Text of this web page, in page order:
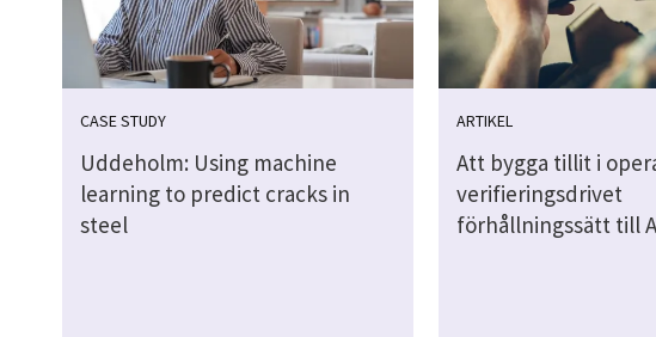
CASE STUDY
Uddeholm: Using machine
learning to predict cracks in
steel
ARTIKEL
Att bygga tillit i
verifieringsdrivet
förhållningssätt till